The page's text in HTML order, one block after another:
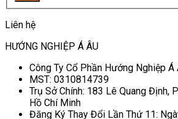
Liên hệ
HƯỚNG NGHIỆP Á ÂU
Công Ty Cổ Phần Hướng Nghiệp Á
MST: 0310814739
Trụ Sở Chính: 183 Lê Quang Định,
Hồ Chí Minh
Đăng Ký Thay Đổi Lần Thứ 11: